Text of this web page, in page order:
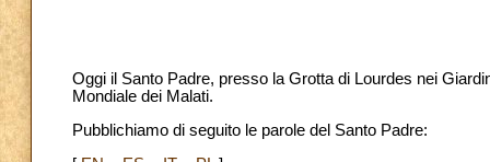
Oggi il Santo Padre, presso la Grotta di Lourdes nei
Mondiale dei Malati.
Pubblichiamo di seguito le parole del Santo Padre: